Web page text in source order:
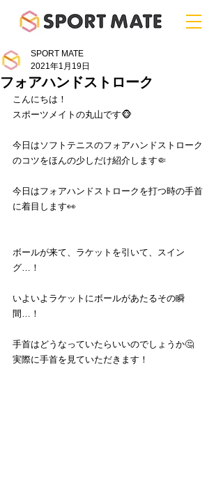
フォアハンドストローク
SPORT MATE
2021年1月19日
こんにちは！
スポーツメイトの丸山です🐵
今日はソフトテニスのフォアハンドストローク
のコツをほんの少しだけ紹介します🤏
今日はフォアハンドストロークを打つ時の手首
に着目します👀
ボールが来て、ラケットを引いて、スイン
グ…！
いよいよラケットにボールがあたるその瞬
間…！
手首はどうなっていたらいいのでしょうか🤔
実際に手首を見ていただきます！